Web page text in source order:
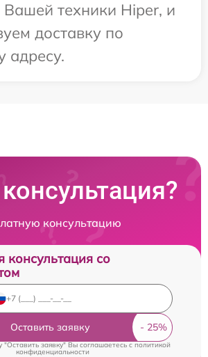
Вашей техники Hiper, и
доставку по
адресу.
консультацию
консультация со
Оставить заявку
"Оставить заявку" Вы соглашаетесь cполитикой
конфиденциальности